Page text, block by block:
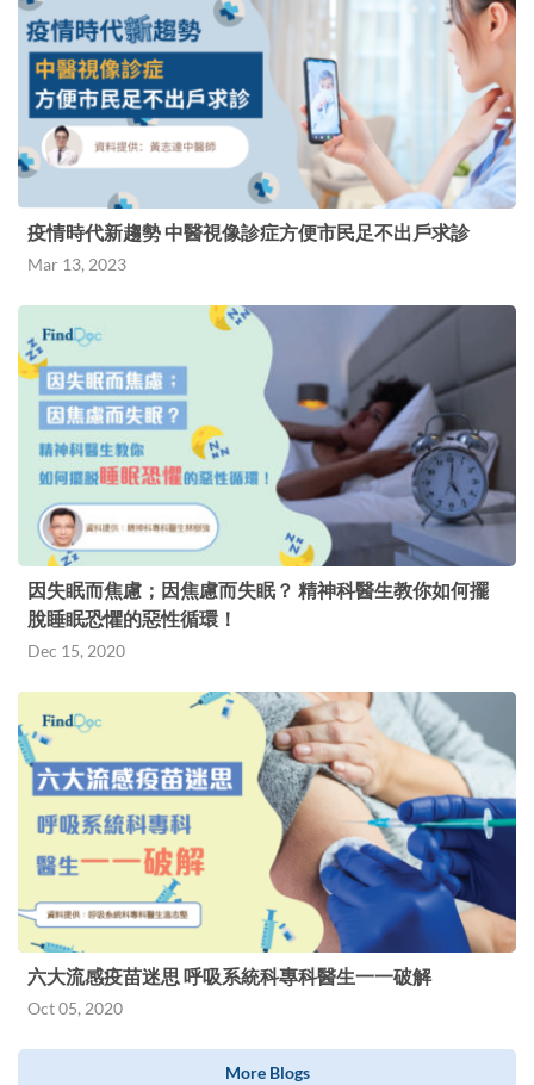
疫情時代新趨勢 中醫視像診症方便市民足不出戶求診
Mar 13, 2023
因失眠而焦慮；因焦慮而失眠？ 精神科醫生教你如何擺
脫睡眠恐懼的惡性循環！
Dec 15, 2020
六大流感疫苗迷思 呼吸系統科專科醫生一一破解
Oct 05, 2020
More Blogs